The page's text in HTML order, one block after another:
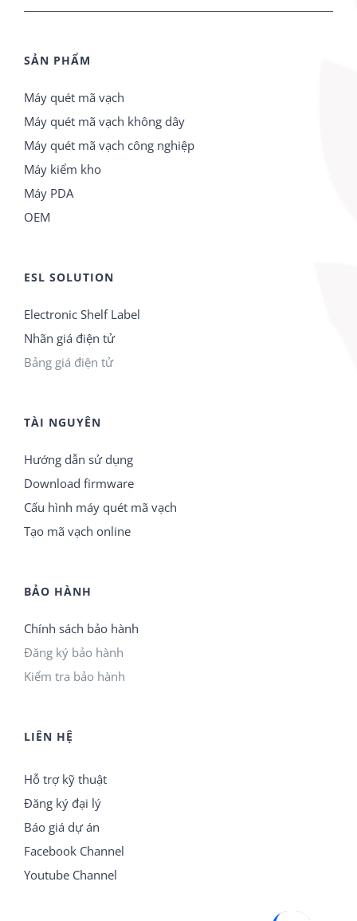
SẢN PHẨM
Máy quét mã vạch
Máy quét mã vạch không dây
Máy quét mã vạch công nghiệp
Máy kiểm kho
Máy PDA
OEM
ESL SOLUTION
Electronic Shelf Label
Nhãn giá điện tử
Bảng giá điện tử
TÀI NGUYÊN
Hướng dẫn sử dụng
Download firmware
Cấu hình máy quét mã vạch
Tạo mã vạch online
BẢO HÀNH
Chính sách bảo hành
Đăng ký bảo hành
Kiểm tra bảo hành
LIÊN HỆ
Hỗ trợ kỹ thuật
Đăng ký đại lý
Báo giá dự án
Facebook Channel
Youtube Channel